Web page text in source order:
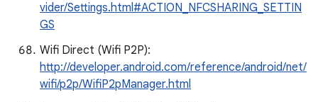
vider/Settings.html#ACTION_NFCSHARING_SETTIN
GS
Wifi Direct (Wifi P2P):
http://developer.android.com/reference/android/net/
wifi/p2p/WifiP2pManager.html